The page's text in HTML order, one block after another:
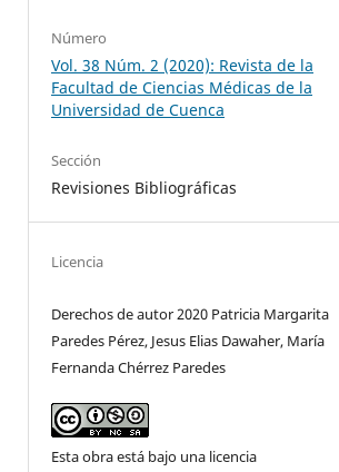
Número
Vol. 38 Núm. 2 (2020): Revista de la
Facultad de Ciencias Médicas de la
Universidad de Cuenca
Sección
Revisiones Bibliográficas
Licencia
Derechos de autor 2020 Patricia Margarita
Paredes Pérez, Jesus Elias Dawaher, María
Fernanda Chérrez Paredes
Esta obra está bajo una licencia